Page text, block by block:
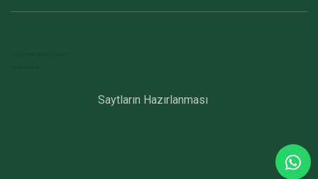
Saytların Hazırlanması